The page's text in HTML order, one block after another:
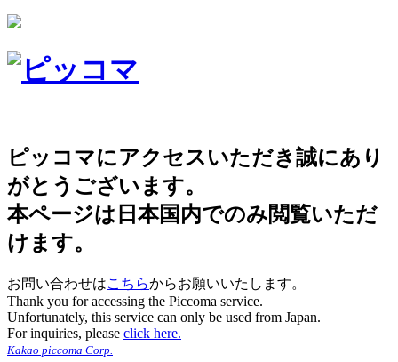
ピッコマにアクセスいただき誠にあり
がとうございます。
本ページは日本国内でのみ閲覧いただ
けます。
お問い合わせはこちらからお願いいたします。
Thank you for accessing the Piccoma service.
Unfortunately, this service can only be used from Japan.
For inquiries, please click here.
Kakao piccoma Corp.